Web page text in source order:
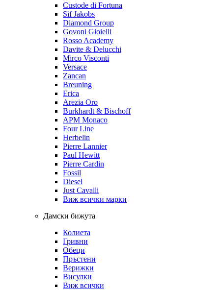
Custode di Fortuna
Sif Jakobs
Diamond Group
Govoni Gioielli
Rosso Academy
Davite & Delucchi
Mirco Visconti
Versace
Zancan
Breuning
Erica
Arezia Oro
Burkhardt & Bischoff
APM Monaco
Four Line
Herbelin
Pierre Lannier
Paul Hewitt
Pierre Cardin
Fossil
Diesel
Just Cavalli
Виж всички марки
Дамски бижута
Колиета
Гривни
Обеци
Пръстени
Верижки
Висулки
Виж всички